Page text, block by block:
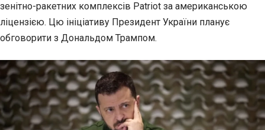
зенітно-ракетних комплексів Patriot за американською
ліцензією. Цю ініціативу Президент України планує
обговорити з Дональдом Трампом.